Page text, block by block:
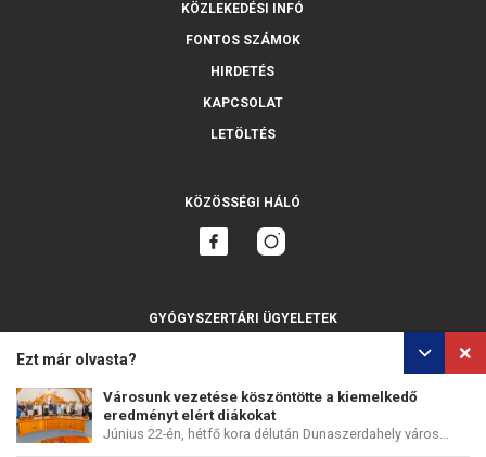
Ezt már olvasta?
Városunk vezetése köszöntötte a kiemelkedő
eredményt elért diákokat
Június 22-én, hétfő kora délután Dunaszerdahely város...
KÖZLEKEDÉSI INFÓ
FONTOS SZÁMOK
HIRDETÉS
KAPCSOLAT
LETÖLTÉS
KÖZÖSSÉGI HÁLÓ
GYÓGYSZERTÁRI ÜGYELETEK
SZEMÉLYES ADATOK VÉDELME SÜTIK HASZNÁLATA